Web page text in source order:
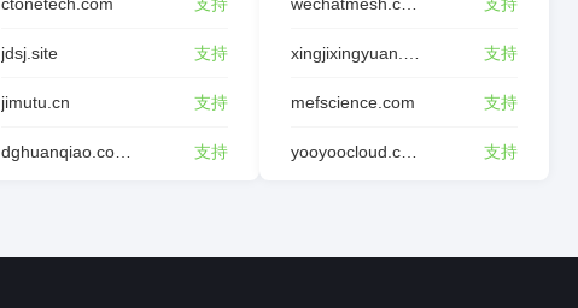
jdsj.site 支持
jimutu.cn 支持
支持
支持
mefscience.com 支持
支持